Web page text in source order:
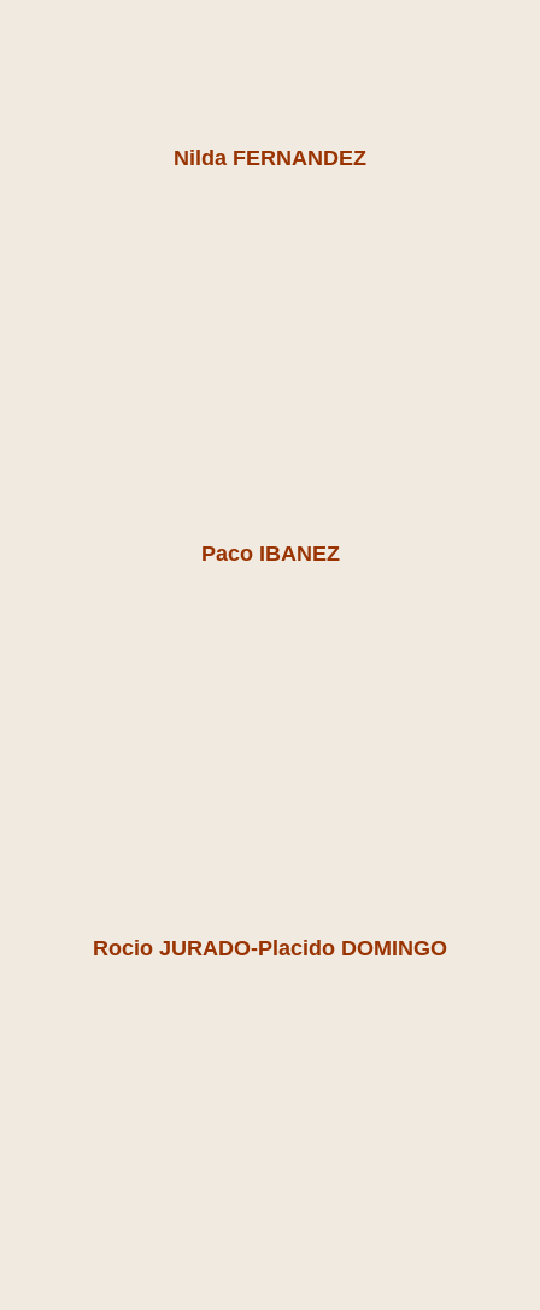
Nilda FERNANDEZ
Paco IBANEZ
Rocio JURADO-Placido DOMINGO